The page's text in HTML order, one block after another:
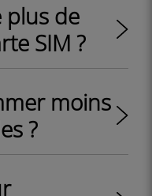
plus de
SIM ?
moins
?